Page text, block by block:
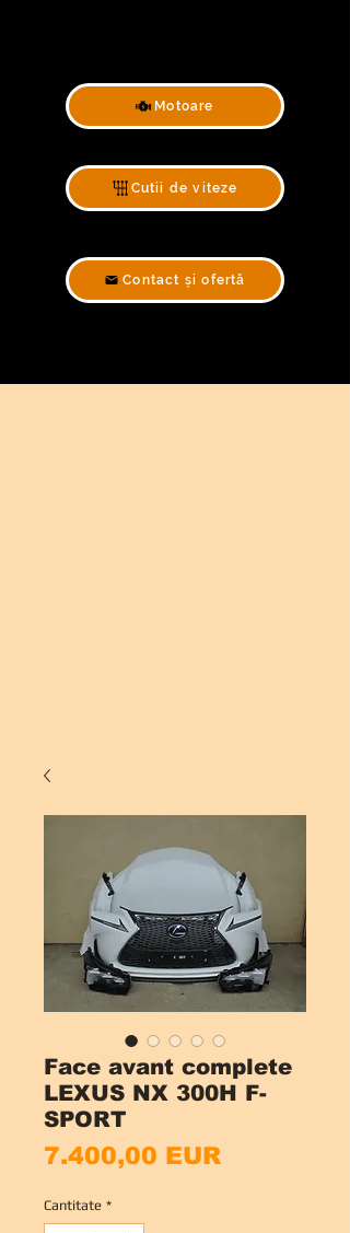
Motoare
Cutii de viteze
Contact și ofertă
Face avant complete
LEXUS NX 300H F-
SPORT
7.400,00 EURPreț
Cantitate *